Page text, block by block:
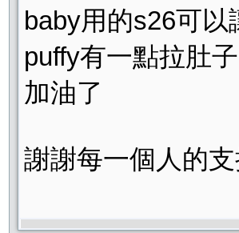
baby用的s26可
puffy有一點拉肚子
加油了
謝謝每一個人的